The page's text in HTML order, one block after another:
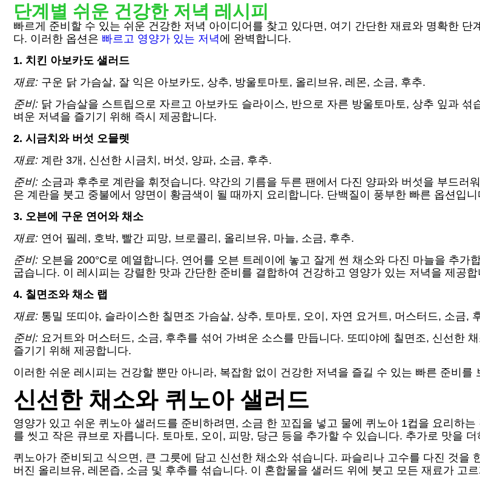
단계별 쉬운 건강한 저녁 레시피
빠르게 준비할 수 있는 쉬운 건강한 저녁 아이디어를 찾고 있다면, 여기 간단한 재료와 명확한
다. 이러한 옵션은 빠르고 영양가 있는 저녁에 완벽합니다.
1. 치킨 아보카도 샐러드
재료: 구운 닭 가슴살, 잘 익은 아보카도, 상추, 방울토마토, 올리브유, 레몬, 소금, 후추.
준비: 닭 가슴살을 스트립으로 자르고 아보카도 슬라이스, 반으로 자른 방울토마토, 상추 잎과
벼운 저녁을 즐기기 위해 즉시 제공합니다.
2. 시금치와 버섯 오믈렛
재료: 계란 3개, 신선한 시금치, 버섯, 양파, 소금, 후추.
준비: 소금과 후추로 계란을 휘젓습니다. 약간의 기름을 두른 팬에서 다진 양파와 버섯을 부드러
은 계란을 붓고 중불에서 양면이 황금색이 될 때까지 요리합니다. 단백질이 풍부한 빠른 옵션입니
3. 오븐에 구운 연어와 채소
재료: 연어 필레, 호박, 빨간 피망, 브로콜리, 올리브유, 마늘, 소금, 후추.
준비: 오븐을 200°C로 예열합니다. 연어를 오븐 트레이에 놓고 잘게 썬 채소와 다진 마늘을 추
굽습니다. 이 레시피는 강렬한 맛과 간단한 준비를 결합하여 건강하고 영양가 있는 저녁을 제공합
4. 칠면조와 채소 랩
재료: 통밀 또띠야, 슬라이스한 칠면조 가슴살, 상추, 토마토, 오이, 자연 요거트, 머스터드, 소금,
준비: 요거트와 머스터드, 소금, 후추를 섞어 가벼운 소스를 만듭니다. 또띠야에 칠면조, 신선한
즐기기 위해 제공합니다.
이러한 쉬운 레시피는 건강할 뿐만 아니라, 복잡함 없이 건강한 저녁을 즐길 수 있는 빠른 준비
신선한 채소와 퀴노아 샐러드
영양가 있고 쉬운 퀴노아 샐러드를 준비하려면, 소금 한 꼬집을 넣고 물에 퀴노아 1컵을 요리하
를 씻고 작은 큐브로 자릅니다. 토마토, 오이, 피망, 당근 등을 추가할 수 있습니다. 추가로 맛을
퀴노아가 준비되고 식으면, 큰 그릇에 담고 신선한 채소와 섞습니다. 파슬리나 고수를 다진 것을
버진 올리브유, 레몬즙, 소금 및 후추를 섞습니다. 이 혼합물을 샐러드 위에 붓고 모든 재료가 고